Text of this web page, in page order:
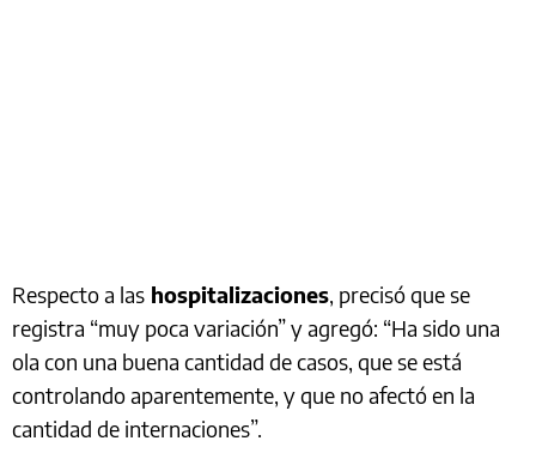
Respecto a las hospitalizaciones, precisó que se
registra “muy poca variación” y agregó: “Ha sido una
ola con una buena cantidad de casos, que se está
controlando aparentemente, y que no afectó en la
cantidad de internaciones”.